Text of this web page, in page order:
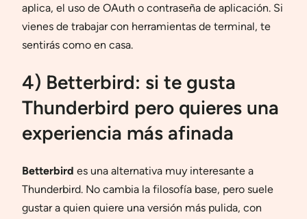
aplica, el uso de OAuth o contraseña de aplicación. Si
vienes de trabajar con herramientas de terminal, te
sentirás como en casa.
4) Betterbird: si te gusta
Thunderbird pero quieres una
experiencia más afinada
Betterbird es una alternativa muy interesante a
Thunderbird. No cambia la filosofía base, pero suele
gustar a quien quiere una versión más pulida, con